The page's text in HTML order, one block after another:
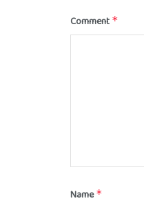
Comment *
Name*